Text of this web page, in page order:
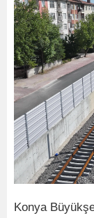
Konya